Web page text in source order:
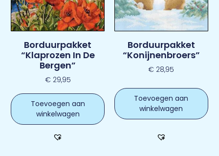
Borduurpakket
“Klaprozen In De
Bergen”
€ 29,95
Toevoegen aan
winkelwagen
Borduurpakket
“Konijnenbroers”
€ 28,95
Toevoegen aan
winkelwagen